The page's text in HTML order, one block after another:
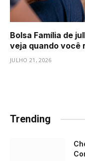
Bolsa Família de
veja quando você
JULHO 21, 2026
Trending